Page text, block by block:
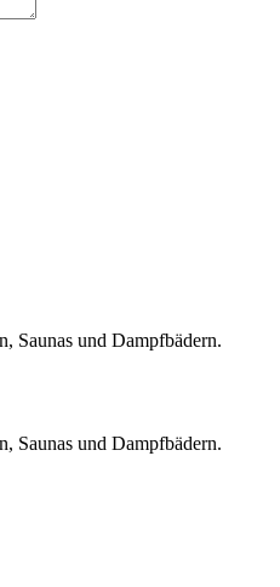
Saunas und Dampfbädern.
Saunas und Dampfbädern.